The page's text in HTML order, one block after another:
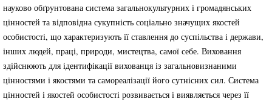
науково обґрунтована система загальнокультурних і громадянських
цінностей та відповідна сукупність соціально значущих якостей
особистості, що характе­ризують її ставлення до суспільства і держави,
інших людей, праці, природи, мистецтва, самої себе. Виховання
здійснюють для ідентифікації вихованця із загальновизнаними
цінностями і якостями та самореалізації його сутнісних сил. Система
цінностей і якостей особистості розвивається і виявляється через її